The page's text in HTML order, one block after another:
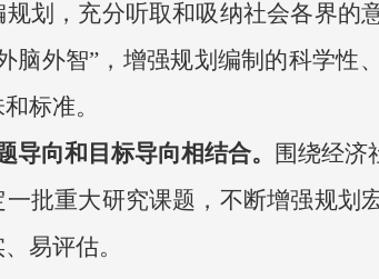
规划，充分听取和吸纳社会各界
脑外智”，增强规划编制的科学
标准。
导向和目标导向相结合。
围绕经济
批重大研究课题，不断增强规划
易评估。